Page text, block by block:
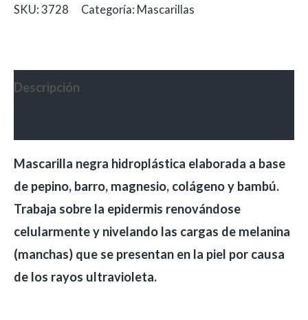
Pepino
SKU: 3728 Categoría: Mascarillas
Descripción
Mascarilla negra hidroplástica elaborada a base
de pepino, barro, magnesio, colágeno y bambú.
Trabaja sobre la epidermis renovándose
celularmente y nivelando las cargas de melanina
(manchas) que se presentan en la piel por causa
de los rayos ultravioleta.